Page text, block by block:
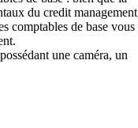
du credit
comptables de base vous
une caméra, un